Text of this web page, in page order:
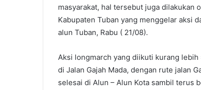
a
i
l
masyarakat, hal tersebut juga dilakukan
Kabupaten Tuban yang menggelar aksi
alun Tuban, Rabu ( 21/08).
Aksi longmarch yang diikuti kurang
di Jalan Gajah Mada, dengan rute jalan
selesai di Alun – Alun Kota sambil terus